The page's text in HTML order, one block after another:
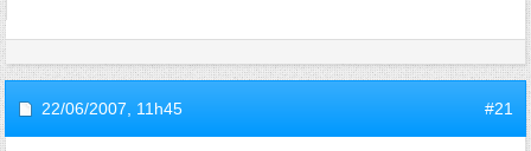
22/06/2007, 11h45 #21